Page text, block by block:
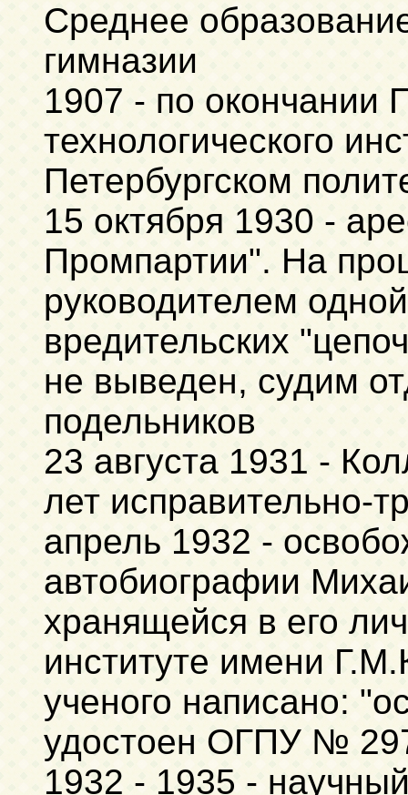
Среднее
гимназии
1907 - по окончании
технологического
Петербургском
15 октября 1930 -
Промпартии". На
руководителем
вредительских
не выведен, судим
подельников
23 августа 1931 -
лет исправительно-
апрель 1932 -
автобиографии
хранящейся в его
институте имени
ученого написано:
удостоен ОГПУ №
1932 - 1935 -